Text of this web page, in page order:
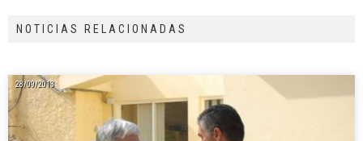
NOTICIAS RELACIONADAS
28/09/2013